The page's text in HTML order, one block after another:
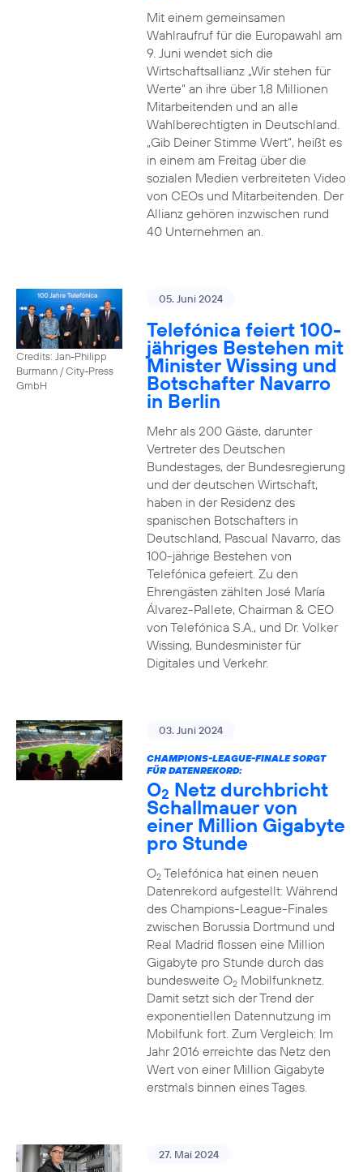
Mit einem gemeinsamen
Wahlraufruf für die Europawahl am
9. Juni wendet sich die
Wirtschaftsallianz „Wir stehen für
Werte“ an ihre über 1,8 Millionen
Mitarbeitenden und an alle
Wahlberechtigten in Deutschland.
„Gib Deiner Stimme Wert“, heißt es
in einem am Freitag über die
sozialen Medien verbreiteten Video
von CEOs und Mitarbeitenden. Der
Allianz gehören inzwischen rund
40 Unternehmen an.
Credits: Jan-Philipp
Burmann / City-Press
GmbH
05. Juni 2024
Telefónica feiert 100-
jähriges Bestehen mit
Minister Wissing und
Botschafter Navarro
in Berlin
Mehr als 200 Gäste, darunter
Vertreter des Deutschen
Bundestages, der Bundesregierung
und der deutschen Wirtschaft,
haben in der Residenz des
spanischen Botschafters in
Deutschland, Pascual Navarro, das
100-jährige Bestehen von
Telefónica gefeiert. Zu den
Ehrengästen zählten José María
Álvarez-Pallete, Chairman & CEO
von Telefónica S.A., und Dr. Volker
Wissing, Bundesminister für
Digitales und Verkehr.
03. Juni 2024
CHAMPIONS-LEAGUE-FINALE SORGT
FÜR DATENREKORD:
O2 Netz durchbricht
Schallmauer von
einer Million Gigabyte
pro Stunde
O2Telefónica hat einen neuen
Datenrekord aufgestellt: Während
des Champions-League-Finales
zwischen Borussia Dortmund und
Real Madrid flossen eine Million
Gigabyte pro Stunde durch das
bundesweite O2Mobilfunknetz.
Damit setzt sich der Trend der
exponentiellen Datennutzung im
Mobilfunk fort. Zum Vergleich: Im
Jahr 2016 erreichte das Netz den
Wert von einer Million Gigabyte
erstmals binnen eines Tages.
27. Mai 2024